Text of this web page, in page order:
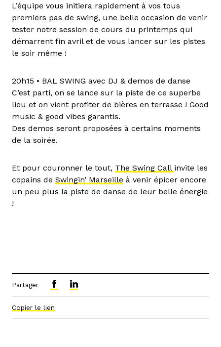
L’équipe vous initiera rapidement à vos tous
premiers pas de swing, une belle occasion de venir
tester notre session de cours du printemps qui
démarrent fin avril et de vous lancer sur les pistes
le soir même !
20h15 • BAL SWING avec DJ & demos de danse
C’est parti, on se lance sur la piste de ce superbe
lieu et on vient profiter de bières en terrasse ! Good
music & good vibes garantis.
Des demos seront proposées à certains moments
de la soirée.
Et pour couronner le tout, The Swing Call invite les
copains de Swingin’ Marseille à venir épicer encore
un peu plus la piste de danse de leur belle énergie
!
Partager
Copier le lien